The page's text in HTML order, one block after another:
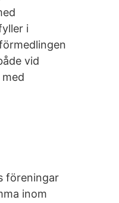
i
vid
föreningar
inom